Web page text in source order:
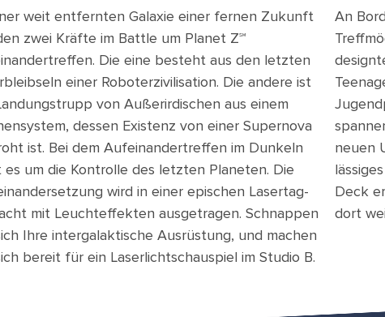
weit entfernten Galaxie einer fernen Zukunft
zwei Kräfte im Battle um Planet Z℠
Die eine besteht aus den letzten
einer Roboterzivilisation. Die andere ist
von Außerirdischen aus einem
dessen Existenz von einer Supernova
ist. Bei dem Aufeinandertreffen im Dunkeln
es um die Kontrolle des letzten Planeten. Die
wird in einer epischen Lasertag-
mit Leuchteffekten ausgetragen. Schnappen
Ihre intergalaktische Ausrüstung, und machen
bereit für ein Laserlichtschauspiel im Studio B.
An
neuen
Deck
dort